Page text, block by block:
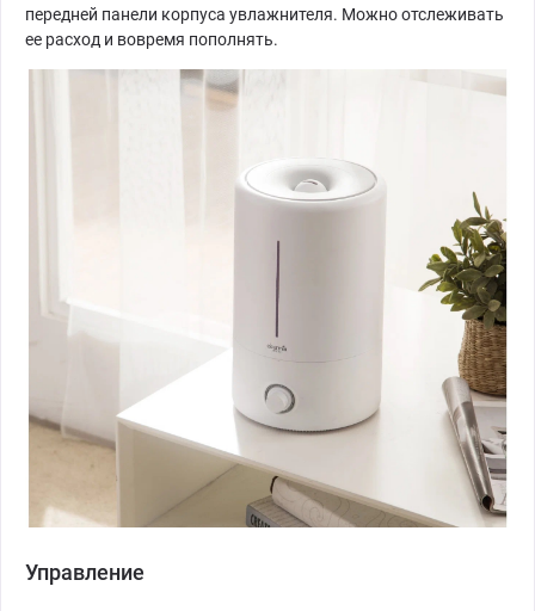
передней панели корпуса увлажнителя. Можно отслеживать
ее расход и вовремя пополнять.
Управление